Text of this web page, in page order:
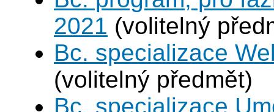
2021 (volitelný
Bc. specializace
(volitelný předmět)
Bc. specializace